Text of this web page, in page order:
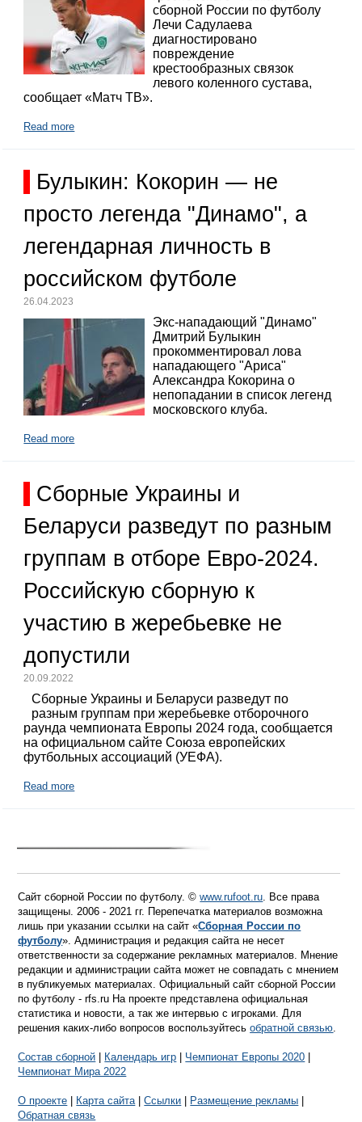
сборной России по футболу
Лечи Садулаева
диагностировано
повреждение
крестообразных связок
левого коленного сустава,
сообщает «Матч ТВ».
Read more
Булыкин: Кокорин — не
просто легенда "Динамо", а
легендарная личность в
российском футболе
26.04.2023
Экс-нападающий "Динамо"
Дмитрий Булыкин
прокомментировал лова
нападающего "Ариса"
Александра Кокорина о
непопадании в список легенд
московского клуба.
Read more
Сборные Украины и
Беларуси разведут по разным
группам в отборе Евро-2024.
Российскую сборную к
участию в жеребьевке не
допустили
20.09.2022
Сборные Украины и Беларуси разведут по
разным группам при жеребьевке отборочного
раунда чемпионата Европы 2024 года, сообщается
на официальном сайте Союза европейских
футбольных ассоциаций (УЕФА).
Read more
Сайт сборной России по футболу. ©www.rufoot.ru. Все права
защищены. 2006 - 2021 гг. Перепечатка материалов возможна
лишь при указании ссылки на сайт «Сборная России по
футболу». Администрация и редакция сайта не несет
ответственности за содержание рекламных материалов. Мнение
редакции и администрации сайта может не совпадать с мнением
в публикуемых материалах. Официальный сайт сборной России
по футболу - rfs.ru На проекте представлена официальная
статистика и новости, а так же интервью с игроками. Для
решения каких-либо вопросов воспользуйтесьобратной связью.
Состав сборной Календарь игр Чемпионат Европы 2020
Чемпионат Мира 2022
О проекте Карта сайта|Ссылки Размещение рекламы
Обратная связь